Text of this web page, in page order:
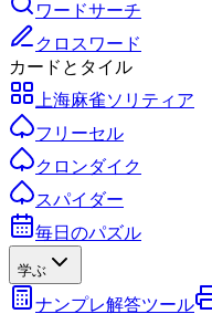
ワードサーチ
クロスワード
カードとタイル
上海麻雀ソリティア
フリーセル
クロンダイク
スパイダー
毎日のパズル
学ぶ
ナンプレ解答ツール